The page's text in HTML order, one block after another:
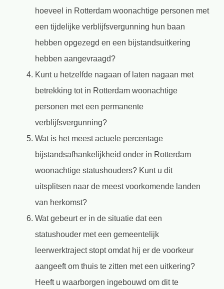
hoeveel in Rotterdam woonachtige personen met
een tijdelijke verblijfsvergunning hun baan
hebben opgezegd en een bijstandsuitkering
hebben aangevraagd?
Kunt u hetzelfde nagaan of laten nagaan met
betrekking tot in Rotterdam woonachtige
personen met een permanente
verblijfsvergunning?
Wat is het meest actuele percentage
bijstandsafhankelijkheid onder in Rotterdam
woonachtige statushouders? Kunt u dit
uitsplitsen naar de meest voorkomende landen
van herkomst?
Wat gebeurt er in de situatie dat een
statushouder met een gemeentelijk
leerwerktraject stopt omdat hij er de voorkeur
aangeeft om thuis te zitten met een uitkering?
Heeft u waarborgen ingebouwd om dit te